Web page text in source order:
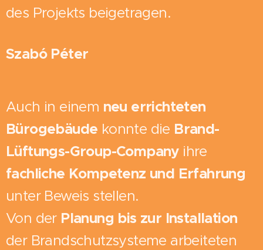
des Projekts beigetragen.
Szabó Péter
Auch in einem neu errichteten
Bürogebäude konnte die Brand-
Lüftungs-Group-Companyihre
fachliche Kompetenz und Erfahrung
unter Beweis stellen.
Von der Planung bis zur Installation
der Brandschutzsysteme arbeiteten